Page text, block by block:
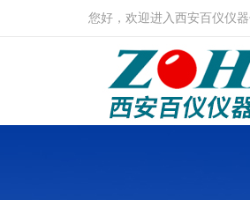
您好，欢迎进入西安百仪仪